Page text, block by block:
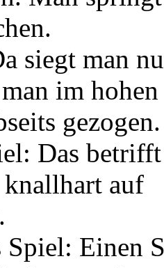
siegt man
im hohen
gezogen.
Das
auf
Einen